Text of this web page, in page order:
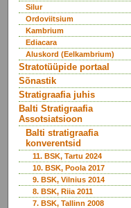
Silur
Ordoviitsium
Kambrium
Ediacara
Aluskord (Eelkambrium)
Stratotüüpide portaal
Sõnastik
Stratigraafia juhis
Balti Stratigraafia
Assotsiatsioon
Balti stratigraafia
konverentsid
11. BSK, Tartu 2024
10. BSK, Poola 2017
9. BSK, Vilnius 2014
8. BSK, Riia 2011
7. BSK, Tallinn 2008